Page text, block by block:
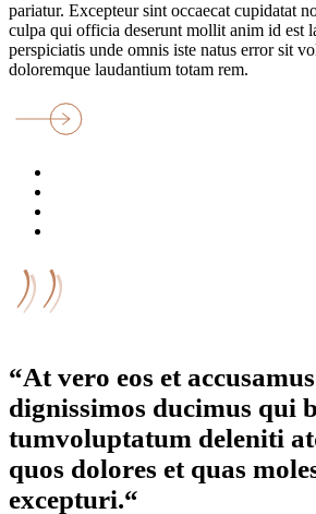
pariatur. Excepteur sint occaecat cupidatat
culpa qui officia deserunt mollit anim id est
perspiciatis unde omnis iste natus error sit
doloremque laudantium totam rem.
“At vero eos et
dignissimos ducimus qui
tumvoluptatum deleniti
quos dolores et quas
excepturi.“